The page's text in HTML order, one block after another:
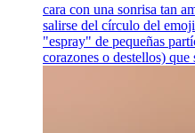
cara con una sonrisa tan
salirse del círculo del
"espray" de pequeñas
corazones o destellos) que